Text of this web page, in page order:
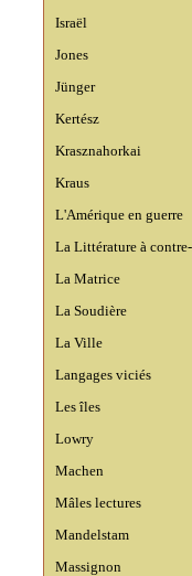
Israël
Jones
Jünger
Kertész
Krasznahorkai
Kraus
L'Amérique en guerre
La Littérature à
La Matrice
La Soudière
La Ville
Langages viciés
Les îles
Lowry
Machen
Mâles lectures
Mandelstam
Massignon